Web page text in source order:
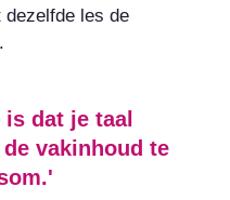
dezelfde les de
dat je taal
vakinhoud te